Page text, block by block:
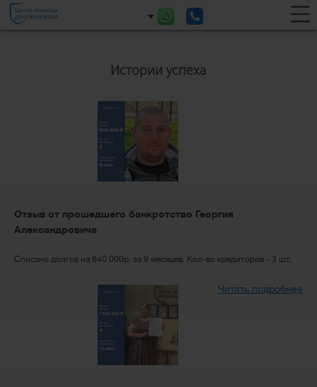
Истории успеха
Отзыв от прошедшего банкротство Георгия
Александровича
Списано долгов на 640 000р. за 9 месяцев. Кол-во кредиторов - 3 шт.
Читать подробнее